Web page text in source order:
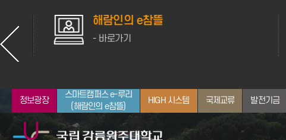
해람인의 e참뜰
- 바로가기
정보광장
스마트캠퍼스 e-루리
(해람인의 e참뜰)
HIGH 시스템 국제교류 발전기금